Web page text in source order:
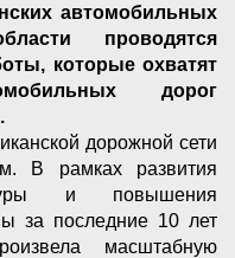
автомобильных
проводятся
которые охватят
дорог
дорожной сети
В рамках развития
и повышения
за последние 10 лет
масштабную